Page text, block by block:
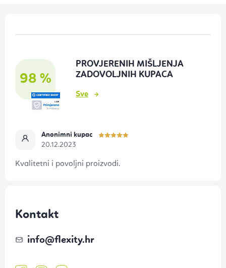
98 %
PROVJERENIH MIŠLJENJA
ZADOVOLJNIH KUPACA
Sve
Anonimni kupac
20.12.2023
Kvalitetni i povoljni proizvodi.
Kontakt
info@flexity.hr